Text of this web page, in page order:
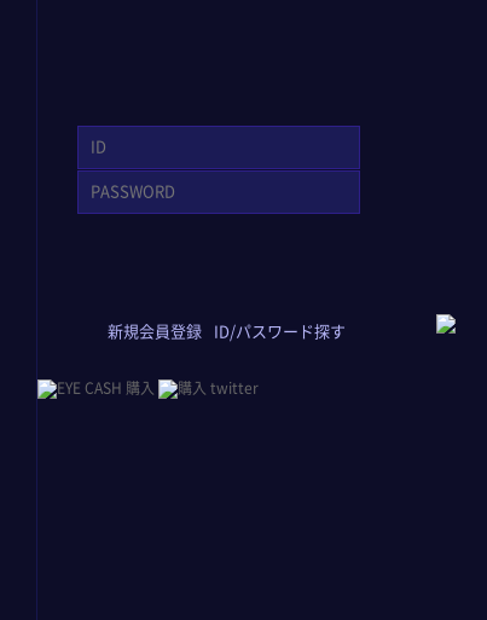
新規会員登録 ID/パスワード探す